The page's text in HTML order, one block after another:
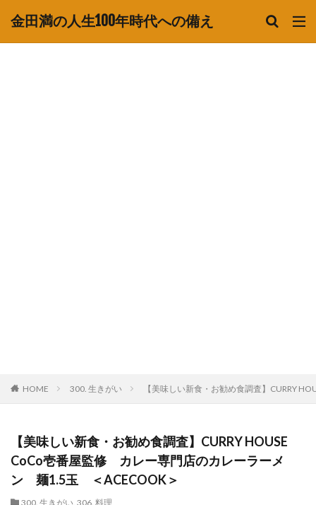
金田満の人生100年時代への備え
HOME 300. 生きがい 【美味しい新食・お勧め食調査】CURRY
【美味しい新食・お勧め食調査】CURRY HOUSE
CoCo壱番屋監修 カレー専門店のカレーラーメ
ン 麺1.5玉 ＜ACECOOK＞
300. 生きがい, 306. 料理